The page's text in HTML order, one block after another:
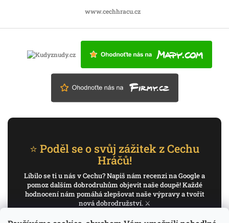
www.cechhracu.cz
⭐ Poděl se o svůj zážitek z Cechu
Hráčů!
Líbilo se ti u nás v Cechu? Napiš nám recenzi na Google a
pomoz dalším dobrodruhům objevit naše doupě! Každé
hodnocení nám pomáhá zlepšovat naše výpravy a tvořit
nová dobrodružství. ⚔️